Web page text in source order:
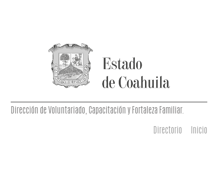
Dirección de Voluntariado, Capacitación y Fortaleza Familiar.
Directorio Inicio